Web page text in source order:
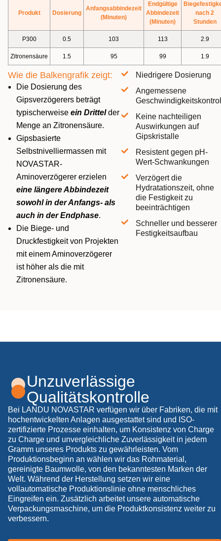
Produkt Dosierung
Anfangsabbindezeit
(Minuten)
Endgültige
Abbindezeit
(Minuten)
nach 2
Stunden
P300 0.5 103 113 2.9
Zitronensäure 1.5 95 99 1.9
Wie die Balkengrafik zeigt:
Die Dosierung des
Gipsverzögerers beträgt
typischerweise ein Drittelder
Menge an Zitronensäure.
Gipsbasierte
Selbstnivelliermassen mit
NOVASTAR-
Aminoverzögerer erzielen
eine längere Abbindezeit
sowohl in der Anfangs- als
auch in der Endphase.
Die Biege- und
Druckfestigkeit von Projekten
mit einem Aminoverzögerer
ist höher als die mit
Zitronensäure.
Niedrigere Dosierung
Angemessene
Keine nachteiligen
Auswirkungen auf
Gipskristalle
Resistent gegen pH-
Wert-Schwankungen
Verzögert die
Hydratationszeit, ohne
die Festigkeit zu
beeinträchtigen
Schneller und besserer
Festigkeitsaufbau
Unzuverlässige
Qualitätskontrolle
Bei LANDU NOVASTAR verfügen wir über Fabriken, die mit
hochentwickelten Anlagen ausgestattet sind und ISO-
zertifizierte Prozesse einhalten, um Konsistenz von Charge
zu Charge und unvergleichliche Zuverlässigkeit in jedem
Gramm unseres Produkts zu gewährleisten. Vom
Produktionsbeginn an wählen wir das Rohmaterial,
gereinigte Baumwolle, von den bekanntesten Marken der
Welt. Während der Herstellung setzen wir eine
vollautomatische Produktionslinie ohne menschliches
Eingreifen ein. Zusätzlich arbeitet unsere automatische
Verpackungsmaschine, um die Produktkonsistenz weiter zu
verbessern.